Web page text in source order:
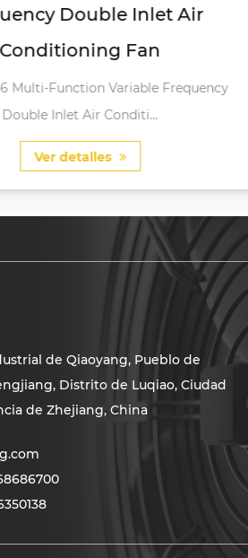
Double Inlet Air
Fan
Function Variable Frequency
Inlet Air Conditi...
Ver detalles
de Qiaoyang, Pueblo de
Distrito de Luqiao, Ciudad
de Zhejiang, China